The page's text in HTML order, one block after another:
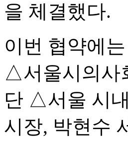
을 체결했다.
이번 협약에
△서울시의사
단 △서울 시
시장, 박현수